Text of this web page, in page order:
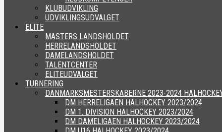
KLUBUDVIKLING
UDVIKLINGSUDVALGET
ELITE
MASTERS LANDSHOLDET
HERRELANDSHOLDET
DAMELANDSHOLDET
TALENTCENTER
ELITEUDVALGET
TURNERING
DANMARKSMESTERSKABERNE 2023-2024
DM HERRELIGAEN HALHOCKEY 2023/2024
DM 1. DIVISION HALHOCKEY 2023/2024
DM DAMELIGAEN HALHOCKEY 2023/2024